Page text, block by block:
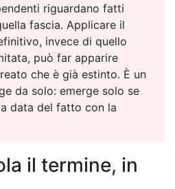
riguardano fatti
fascia. Applicare il
invece di quello
può far apparire
che è già estinto. È un
da solo: emerge solo se
data del fatto con la
il termine, in